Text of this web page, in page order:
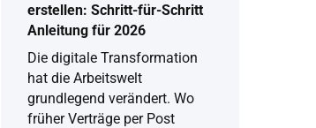
erstellen: Schritt-für-Schritt
Anleitung für 2026
Die digitale Transformation
hat die Arbeitswelt
grundlegend verändert. Wo
früher Verträge per Post